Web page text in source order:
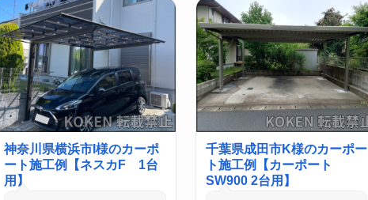
神奈川県横浜市I様のカーポ
ート施工例【ネスカF 1台
用】
千葉県成田市K様のカーポー
ト施工例【カーポート
SW900 2台用】